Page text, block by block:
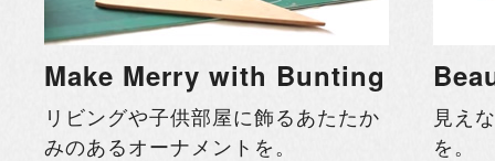
Make Merry with Bunting
リビングや子供部屋に飾るあたたか
みのあるオーナメントを。
見え
を。